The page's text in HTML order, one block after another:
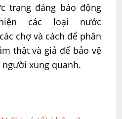
trạng đáng báo động
các loại nước
chợ và cách để phân
thật và giả để bảo vệ
xung quanh.